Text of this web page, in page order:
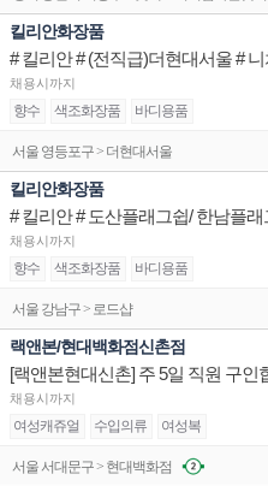
킬리안화장품
# 킬리안 # (전직급)더현대서울 #
채용시까지
향수 색조화장품 바디용품
서울 영등포구 > 더현대서울
킬리안화장품
채용시까지
향수 색조화장품 바디용품
서울 강남구 > 로드샵
랙앤본/현대백화점신촌점
[랙앤본현대신촌] 주 5일 직원 구인
채용시까지
여성캐쥬얼 수입의류 여성복
서울 서대문구 > 현대백화점